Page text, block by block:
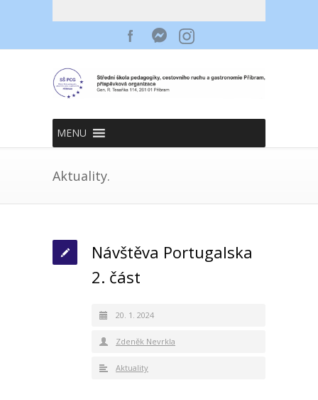
MENU
Aktuality.
Návštěva Portugalska
2. část
20. 1. 2024
Zdeněk Nevrkla
Aktuality